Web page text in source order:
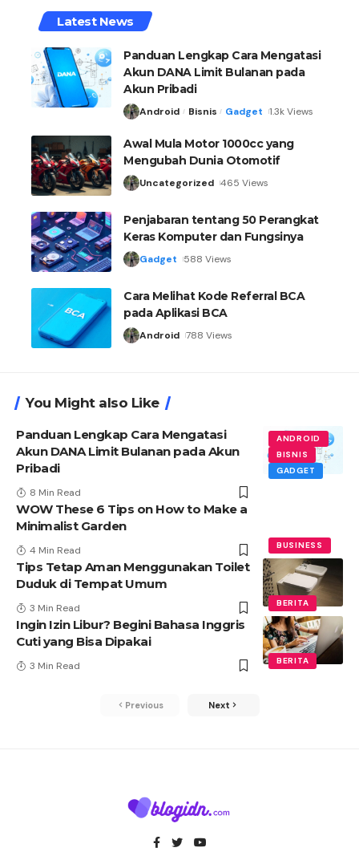
Latest News
Panduan Lengkap Cara Mengatasi
Akun DANA Limit Bulanan pada
Akun Pribadi
Android Bisnis Gadget 1.3k Views
Awal Mula Motor 1000cc yang
Mengubah Dunia Otomotif
Uncategorized 465 Views
Penjabaran tentang 50 Perangkat
Keras Komputer dan Fungsinya
Gadget 588 Views
Cara Melihat Kode Referral BCA
pada Aplikasi BCA
Android 788 Views
You Might also Like
ANDROID
BISNIS
GADGET
Panduan Lengkap Cara Mengatasi
Akun DANA Limit Bulanan pada Akun
Pribadi
8 Min Read
BUSINESS
WOW These 6 Tips on How to Make a
Minimalist Garden
4 Min Read
BERITA
Tips Tetap Aman Menggunakan Toilet
Duduk di Tempat Umum
3 Min Read
BERITA
Ingin Izin Libur? Begini Bahasa Inggris
Cuti yang Bisa Dipakai
3 Min Read
Previous Next